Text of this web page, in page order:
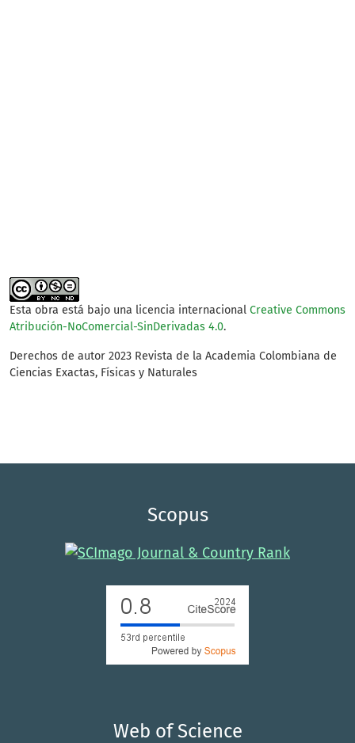
Esta obra está bajo una licencia internacional Creative Commons
Atribución-NoComercial-SinDerivadas 4.0.
Derechos de autor 2023 Revista de la Academia Colombiana de
Ciencias Exactas, Físicas y Naturales
Scopus
Web of Science